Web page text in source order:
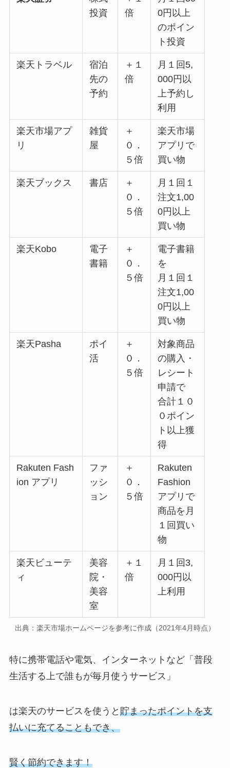
投資
倍
0円以上
のポイン
ト投資
楽天トラベル
宿泊
先の
予約
＋１
倍
月１回5,
000円以
上予約し
利用
楽天市場アプ
リ
雑貨
屋
＋
０．
５倍
楽天市場
アプリで
買い物
楽天ブックス 書店
＋
０．
５倍
月１回１
注文1,00
0円以上
買い物
楽天Kobo
電子
書籍
＋
０．
５倍
電子書籍
を
月１回１
注文1,00
0円以上
買い物
楽天Pasha
ポイ
活
＋
０．
５倍
対象商品
の購入・
レシート
申請で
合計１０
０ポイン
ト以上獲
得
Rakuten Fash
ion アプリ
ファ
ッシ
ョン
＋
０．
５倍
Rakuten
Fashion
アプリで
商品を月
１回買い
物
楽天ビューテ
ィ
美容
院・
美容
室
＋１
倍
月１回3,
000円以
上利用
出典：楽天市場ホームページを参考に作成（2021年4月時点）
特に携帯電話や電気、インターネットなど「普段
生活する上で誰もが毎月使うサービス」
は楽天のサービスを使うと 貯まったポイントを支
払いに充てることもでき、
賢く節約できます！